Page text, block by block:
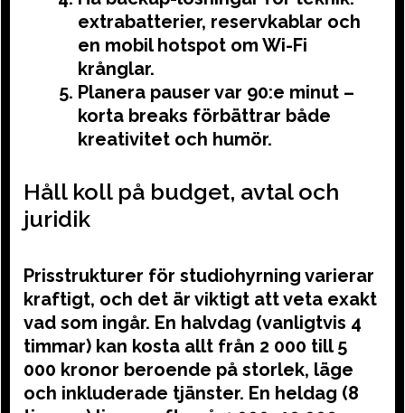
extrabatterier, reservkablar och
en mobil hotspot om Wi-Fi
krånglar.
Planera pauser var 90:e minut –
korta breaks förbättrar både
kreativitet och humör.
Håll koll på budget, avtal och
juridik
Prisstrukturer för studiohyrning varierar
kraftigt, och det är viktigt att veta exakt
vad som ingår. En halvdag (vanligtvis 4
timmar) kan kosta allt från 2 000 till 5
000 kronor beroende på storlek, läge
och inkluderade tjänster. En heldag (8